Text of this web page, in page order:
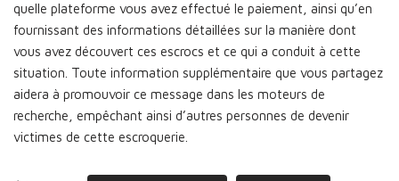
quelle plateforme vous avez effectué le paiement, ainsi qu’en
fournissant des informations détaillées sur la manière dont
vous avez découvert ces escrocs et ce qui a conduit à cette
situation. Toute information supplémentaire que vous partagez
aidera à promouvoir ce message dans les moteurs de
recherche, empêchant ainsi d’autres personnes de devenir
victimes de cette escroquerie.